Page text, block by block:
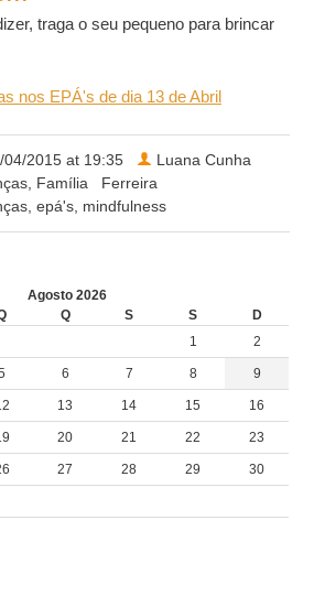
traga o seu pequeno para brincar
04/2015 at 19:35
Família
,epá's mindfulness
Luana Cunha
Ferreira
Agosto 2026
Q S S
D
1
2
6 7 8 9
13 14 15 16
20 21 22 23
27 28 29 30